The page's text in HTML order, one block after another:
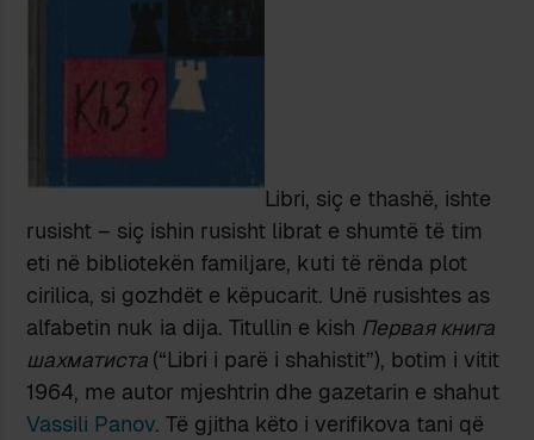
Libri, siç e thashë, ishte
rusisht – siç ishin rusisht librat e shumtë të tim
eti në bibliotekën familjare, kuti të rënda plot
cirilica, si gozhdët e këpucarit. Unë rusishtes as
alfabetin nuk ia dija. Titullin e kish Первая книга
шахматиста (“Libri i parë i shahistit”), botim i vitit
1964, me autor mjeshtrin dhe gazetarin e shahut
Vassili Panov. Të gjitha këto i verifikova tani që